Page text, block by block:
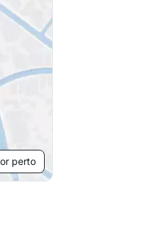
perto